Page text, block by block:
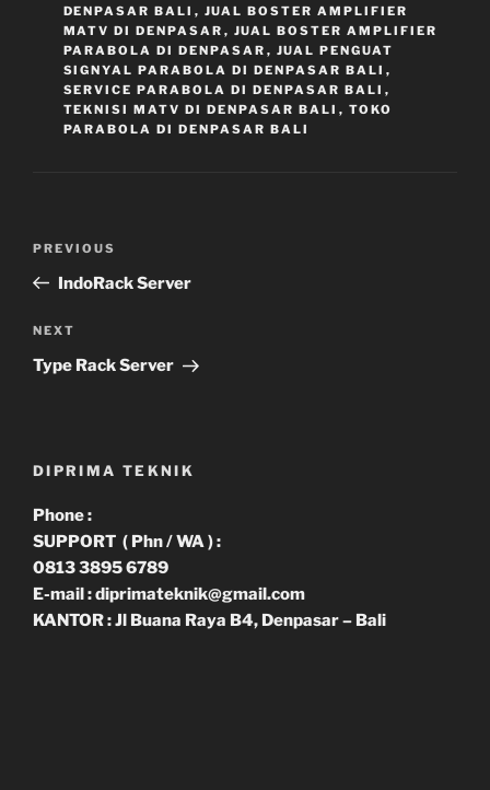
DENPASAR BALI , JUAL BOSTER AMPLIFIER
MATV DI DENPASAR , JUAL BOSTER AMPLIFIER
PARABOLA DI DENPASAR , JUAL PENGUAT
SIGNYAL PARABOLA DI DENPASAR BALI ,
SERVICE PARABOLA DI DENPASAR BALI ,
TEKNISI MATV DI DENPASAR BALI , TOKO
PARABOLA DI DENPASAR BALI
Previous
Post
PREVIOUS
IndoRack Server
Next
Post
NEXT
Type Rack Server
DIPRIMA TEKNIK
Phone :
SUPPORT ( Phn / WA ) :
0813 3895 6789
E-mail : diprimateknik@gmail.com
KANTOR : Jl Buana Raya B4, Denpasar – Bali